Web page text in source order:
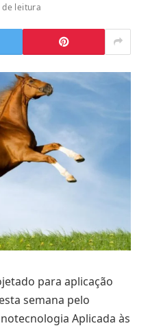
de leitura
para aplicação
semana pelo
Aplicada às